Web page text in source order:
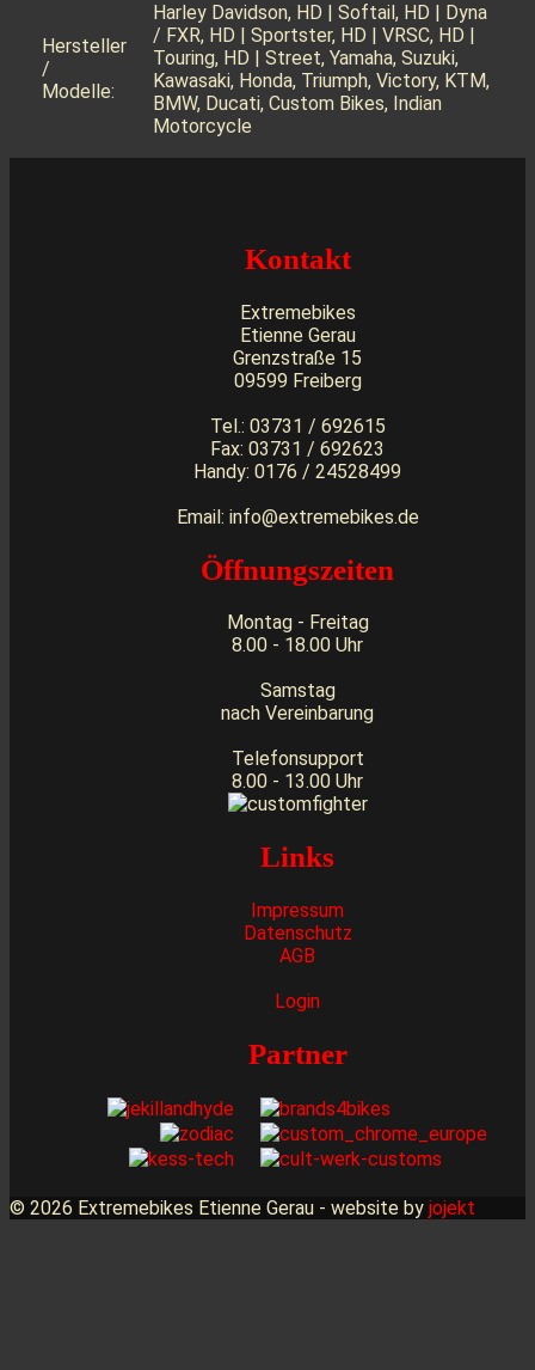
Hersteller
/
Modelle:
Harley Davidson, HD | Softail, HD | Dyna
/ FXR, HD | Sportster, HD | VRSC, HD |
Touring, HD | Street, Yamaha, Suzuki,
Kawasaki, Honda, Triumph, Victory, KTM,
BMW, Ducati, Custom Bikes, Indian
Motorcycle
Kontakt
Extremebikes
Etienne Gerau
Grenzstraße 15
09599 Freiberg
Tel.: 03731 / 692615
Fax: 03731 / 692623
Handy: 0176 / 24528499
Email: info@extremebikes.de
Öffnungszeiten
Montag - Freitag
8.00 - 18.00 Uhr
Samstag
nach Vereinbarung
Telefonsupport
8.00 - 13.00 Uhr
Links
Impressum
Datenschutz
AGB
Login
Partner
© 2026 Extremebikes Etienne Gerau - website by jojekt